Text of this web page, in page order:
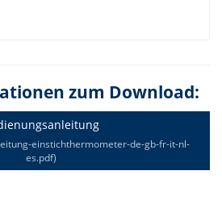
zum Download:
einstichthermometer-de-gb-fr-it-nl-
es.pdf)